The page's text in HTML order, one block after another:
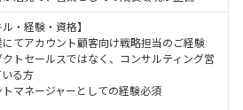
ル・経験・資格】
にてアカウント顧客向け戦略担当のご経験
トセールスではなく、コンサルティング営
る方
トマネージャーとしての経験必須